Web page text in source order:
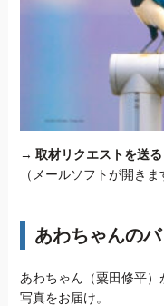
→ 取材リクエストを送る
（メールソフトが開きま
あわちゃんの
あわちゃん（粟田修平
写真をお届け。